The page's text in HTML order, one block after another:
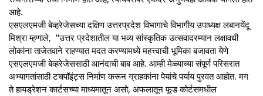
आहे.
एसएलएमजी बेव्हरेजेसच्या दक्षिण उत्तरप्रदेश विभागाचे विभागीय उपाध्यक्ष लबानयेंदू
मिश्रा म्हणाले, "उत्तर प्रदेशातील या भव्य सांस्कृतिक उत्सवादरम्यान लक्षावधी
लोकांना ताजेतवाने राहण्यात मदत करण्यामध्ये महत्त्वाची भूमिका बजावता येणे
एसएलएमजी बेव्हरेजेससाठी आनंदाची बाब आहे. आम्ही मेळ्याच्या संपूर्ण परिसरात
अभ्यागतांसाठी टचपॉइंट्स निर्माण करून ग्राहकांना पेयांचे पर्याय पुरवत आहोत. मग
ते हायड्रेशन कार्टसच्या माध्यमातून असो, अफलातून फूड कोर्टसमधील